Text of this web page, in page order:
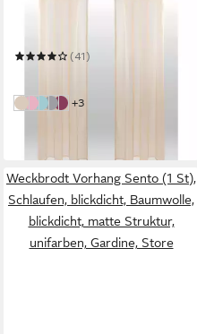
(41)
Beige
PinkTürkis
Grau
Rotweitere Farben:
+3
Weckbrodt Vorhang Sento (1 St),
Schlaufen, blickdicht, Baumwolle,
blickdicht, matte Struktur,
unifarben, Gardine, Store